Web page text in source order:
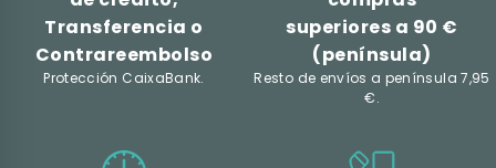
Transferencia o
Contrareembolso
Protección CaixaBank.
superiores a 90 €
(península)
Resto de envíos a península 7,95
€.